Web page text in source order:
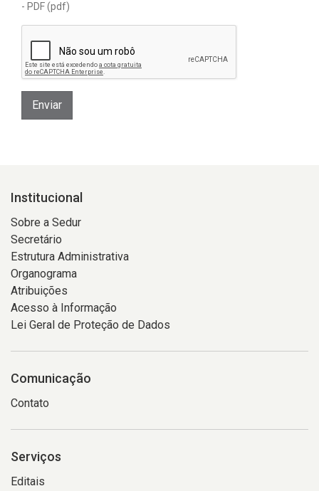
- PDF (pdf)
Enviar
Institucional
Sobre a Sedur
Secretário
Estrutura Administrativa
Organograma
Atribuições
Acesso à Informação
Lei Geral de Proteção de Dados
Comunicação
Contato
Serviços
Editais